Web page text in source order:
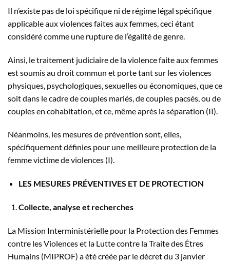
Il n’existe pas de loi spécifique ni de régime légal spécifique
applicable aux violences faites aux femmes, ceci étant
considéré comme une rupture de l’égalité de genre.
Ainsi, le traitement judiciaire de la violence faite aux femmes
est soumis au droit commun et porte tant sur les violences
physiques, psychologiques, sexuelles ou économiques, que ce
soit dans le cadre de couples mariés, de couples pacsés, ou de
couples en cohabitation, et ce, même après la séparation (II).
Néanmoins, les mesures de prévention sont, elles,
spécifiquement définies pour une meilleure protection de la
femme victime de violences (I).
LES MESURES PRÉVENTIVES ET DE PROTECTION
Collecte, analyse et recherches
La Mission Interministérielle pour la Protection des Femmes
contre les Violences et la Lutte contre la Traite des Êtres
Humains (MIPROF) a été créée par le décret du 3 janvier